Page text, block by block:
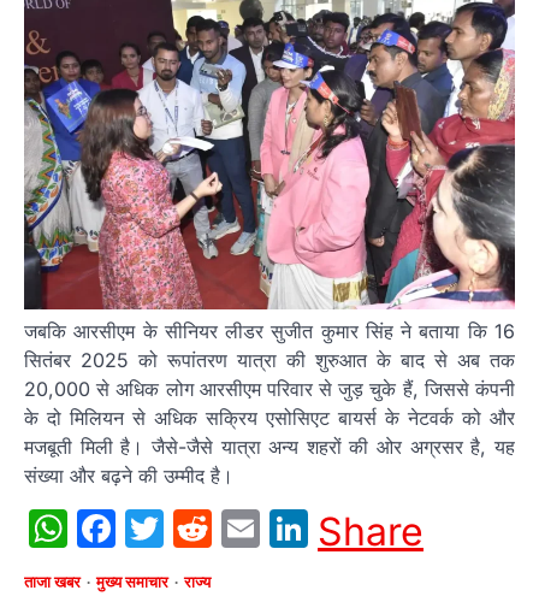
जबकि आरसीएम के सीनियर लीडर सुजीत कुमार सिंह ने बताया कि 16
सितंबर 2025 को रूपांतरण यात्रा की शुरुआत के बाद से अब तक
20,000 से अधिक लोग आरसीएम परिवार से जुड़ चुके हैं, जिससे कंपनी
के दो मिलियन से अधिक सक्रिय एसोसिएट बायर्स के नेटवर्क को और
मजबूती मिली है। जैसे-जैसे यात्रा अन्य शहरों की ओर अग्रसर है, यह
संख्या और बढ़ने की उम्मीद है।
WhatsApp
Facebook
Twitter
Reddit
EmailLinkedIn
Share
ताजा खबर मुख्य समाचार राज्य